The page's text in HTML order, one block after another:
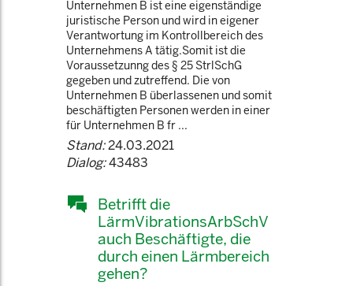
Unternehmen B ist eine eigenständige
juristische Person und wird in eigener
Verantwortung im Kontrollbereich des
Unternehmens A tätig.Somit ist die
Voraussetzunng des § 25 StrlSchG
gegeben und zutreffend. Die von
Unternehmen B überlassenen und somit
beschäftigten Personen werden in einer
für Unternehmen B fr ...
Stand:24.03.2021
Dialog:43483
Betrifft die
LärmVibrationsArbSchV
auch Beschäftigte, die
durch einen Lärmbereich
gehen?